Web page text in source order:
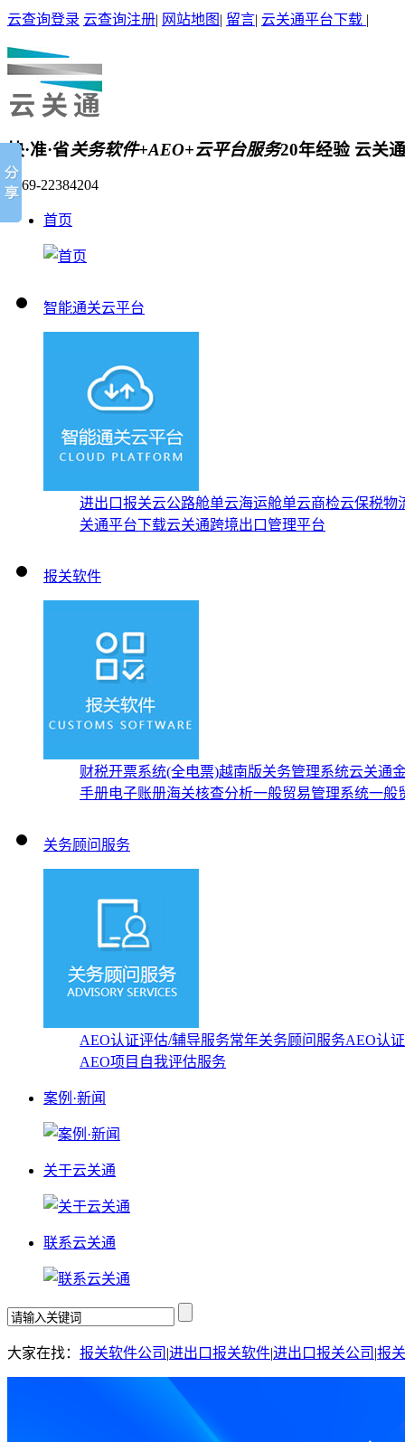
云查询登录 云查询注册| 网站地图 | 留言| 云关通平台下载 |
快·准·省关务软件+AEO+云平台服务20年经验 云关
0769-22384204
首页
智能通关云平台
进出口报关云公路舱单云海运舱单云商检云保税物
关通平台下载云关通跨境出口管理平台
报关软件
财税开票系统(全电票)越南版关务管理系统云关通
手册电子账册海关核查分析一般贸易管理系统一般
关务顾问服务
AEO认证评估/辅导服务常年关务顾问服务AEO认
AEO项目自我评估服务
案例·新闻
关于云关通
联系云关通
大家在找： 报关软件公司 |进出口报关软件|进出口报关公司 |报